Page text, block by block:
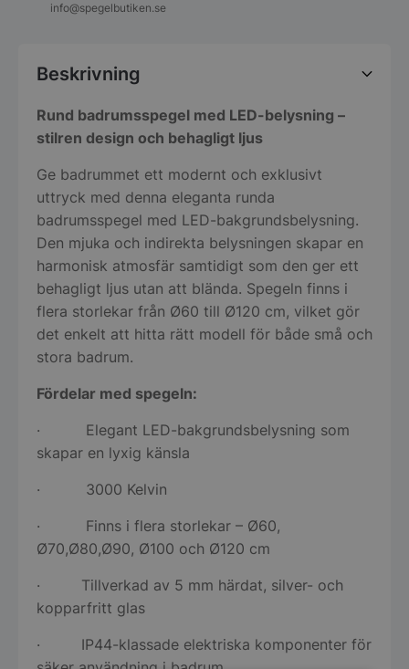
info@spegelbutiken.se
Beskrivning
Rund badrumsspegel med LED-belysning –
stilren design och behagligt ljus
Ge badrummet ett modernt och exklusivt
uttryck med denna eleganta runda
badrumsspegel med LED-bakgrundsbelysning.
Den mjuka och indirekta belysningen skapar en
harmonisk atmosfär samtidigt som den ger ett
behagligt ljus utan att blända. Spegeln finns i
flera storlekar från Ø60 till Ø120 cm, vilket gör
det enkelt att hitta rätt modell för både små och
stora badrum.
Fördelar med spegeln:
· Elegant LED-bakgrundsbelysning som
skapar en lyxig känsla
· 3000 Kelvin
· Finns i flera storlekar – Ø60,
Ø70,Ø80,Ø90, Ø100 och Ø120 cm
· Tillverkad av 5 mm härdat, silver- och
kopparfritt glas
· IP44-klassade elektriska komponenter för